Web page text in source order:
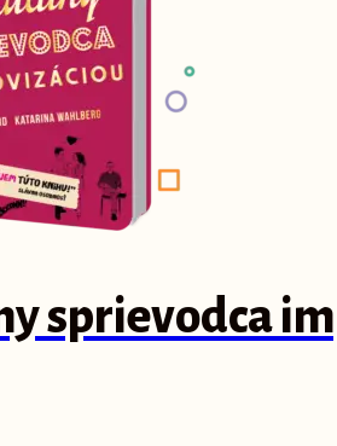
sprievodca